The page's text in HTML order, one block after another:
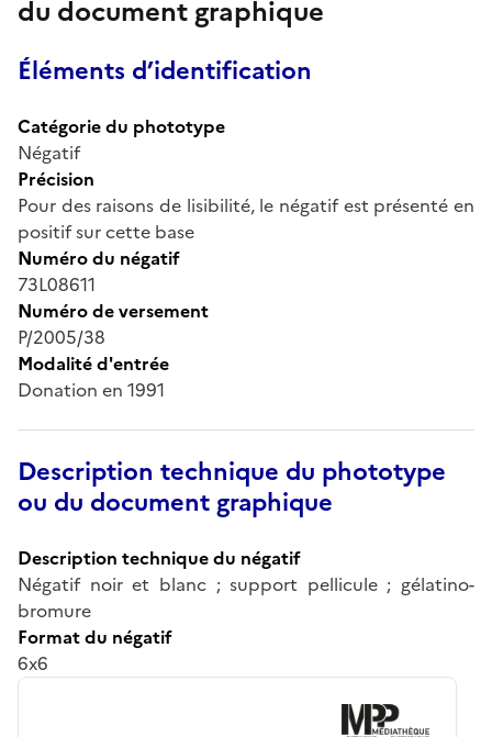
du document graphique
Éléments d’identification
Catégorie du phototype
Négatif
Précision
Pour des raisons de lisibilité, le négatif est présenté en
positif sur cette base
Numéro du négatif
73L08611
Numéro de versement
P/2005/38
Modalité d'entrée
Donation en 1991
Description technique du phototype
ou du document graphique
Description technique du négatif
Négatif noir et blanc ; support pellicule ; gélatino-
bromure
Format du négatif
6x6